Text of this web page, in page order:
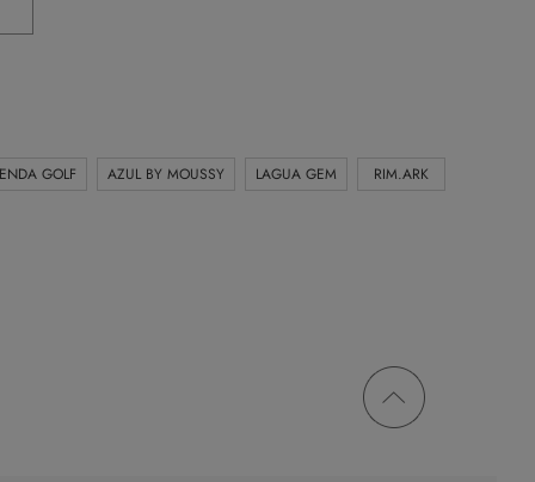
GOLF AZUL BY MOUSSY LAGUA GEM RIM.ARK
ページ
トップ